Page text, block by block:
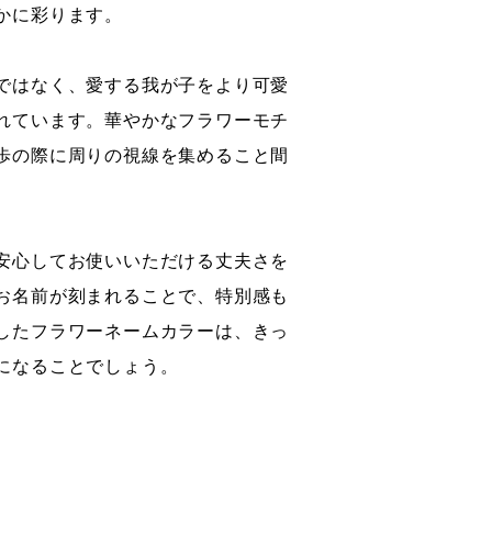
彩ります。
はなく、愛する我が子をより可愛
ています。華やかなフラワーモチ
の際に周りの視線を集めること間
心してお使いいただける丈夫さを
名前が刻まれることで、特別感も
たフラワーネームカラーは、きっ
ることでしょう。